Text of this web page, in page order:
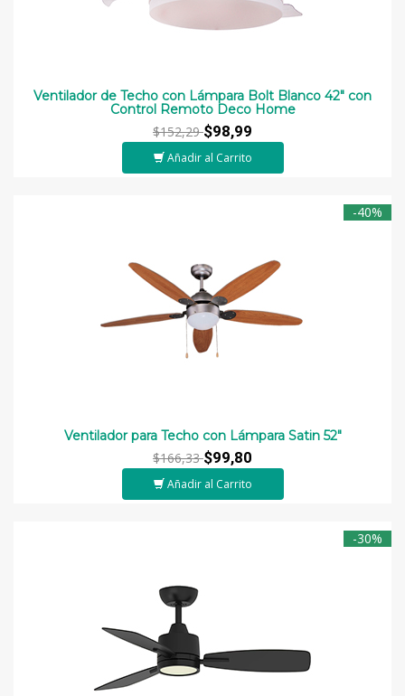
Ventilador de Techo con Lámpara Bolt Blanco 42" con
Control Remoto Deco Home
$152,29$98,99
Añadir al Carrito
-40%
Ventilador para Techo con Lámpara Satin 52"
$166,33$99,80
Añadir al Carrito
-30%